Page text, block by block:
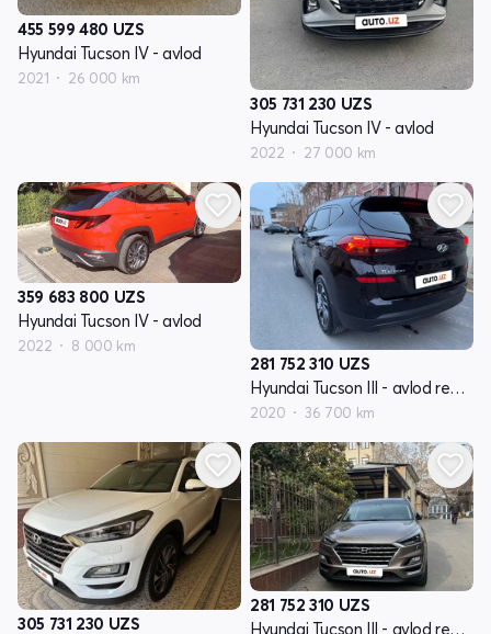
455 599 480 UZS
Hyundai Tucson IV - avlod
2021 26 000 km
305 731 230 UZS
Hyundai Tucson IV - avlod
2022 27 000 km
359 683 800 UZS
Hyundai Tucson IV - avlod
2022 8 000 km
281 752 310 UZS
Hyundai Tucson III - avlod restyling
2020 36 700 km
305 731 230 UZS
281 752 310 UZS
Hyundai Tucson III - avlod restyling